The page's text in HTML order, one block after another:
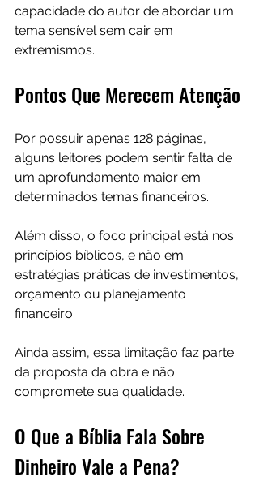
capacidade do autor de abordar um
tema sensível sem cair em
extremismos.
Pontos Que Merecem Atenção
Por possuir apenas 128 páginas,
alguns leitores podem sentir falta de
um aprofundamento maior em
determinados temas financeiros.
Além disso, o foco principal está nos
princípios bíblicos, e não em
estratégias práticas de investimentos,
orçamento ou planejamento
financeiro.
Ainda assim, essa limitação faz parte
da proposta da obra e não
compromete sua qualidade.
O Que a Bíblia Fala Sobre
Dinheiro Vale a Pena?